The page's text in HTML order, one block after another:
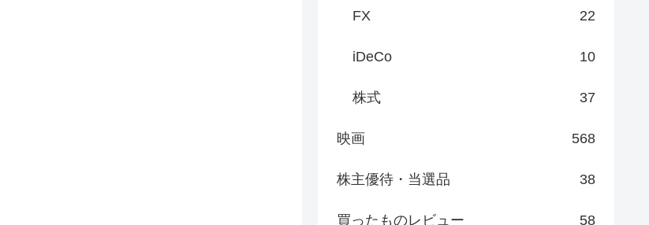
FX 22
iDeCo 10
株式 37
映画 568
株主優待・当選品 38
買ったものレビュー 58